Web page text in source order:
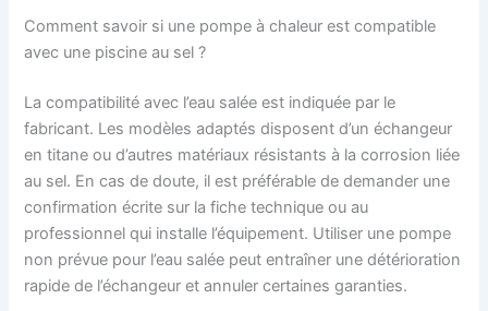
Comment savoir si une pompe à chaleur est compatible
avec une piscine au sel ?
La compatibilité avec l’eau salée est indiquée par le
fabricant. Les modèles adaptés disposent d’un échangeur
en titane ou d’autres matériaux résistants à la corrosion liée
au sel. En cas de doute, il est préférable de demander une
confirmation écrite sur la fiche technique ou au
professionnel qui installe l’équipement. Utiliser une pompe
non prévue pour l’eau salée peut entraîner une détérioration
rapide de l’échangeur et annuler certaines garanties.